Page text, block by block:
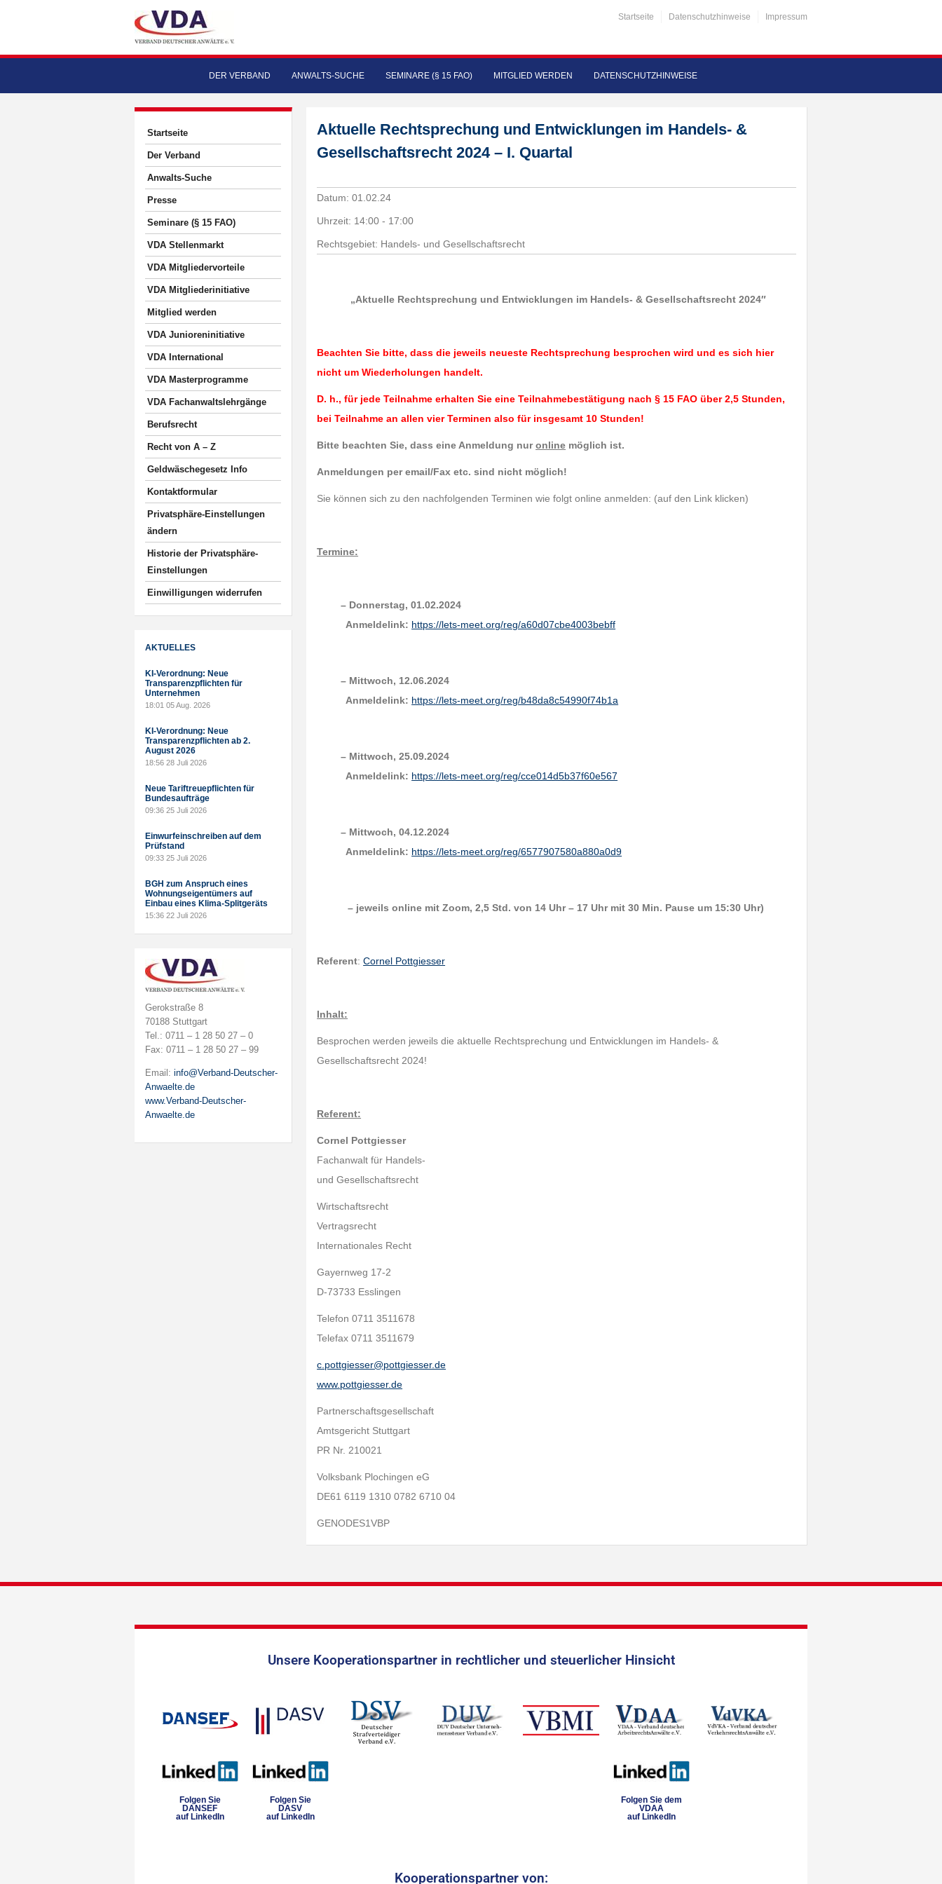
Startseite Datenschutzhinweise Impressum
DER VERBAND ANWALTS-SUCHE SEMINARE (§ 15 FAO) MITGLIED WERDEN DATENSCHUTZHINWEISE
Startseite
Der Verband
Anwalts-Suche
Presse
Seminare (§ 15 FAO)
VDA Stellenmarkt
VDA Mitgliedervorteile
VDA Mitgliederinitiative
Mitglied werden
VDA Junioreninitiative
VDA International
VDA Masterprogramme
VDA Fachanwaltslehrgänge
Berufsrecht
Recht von A – Z
Geldwäschegesetz Info
Kontaktformular
Privatsphäre-Einstellungen
ändern
Historie der Privatsphäre-
Einstellungen
Einwilligungen widerrufen
AKTUELLES
KI-Verordnung: Neue
Transparenzpflichten für
Unternehmen
18:01 05 Aug. 2026
KI-Verordnung: Neue
Transparenzpflichten ab 2.
August 2026
18:56 28 Juli 2026
Neue Tariftreuepflichten für
Bundesaufträge
09:36 25 Juli 2026
Einwurfeinschreiben auf dem
Prüfstand
09:33 25 Juli 2026
BGH zum Anspruch eines
Wohnungseigentümers auf
Einbau eines Klima-Splitgeräts
15:36 22 Juli 2026
Gerokstraße 8
70188 Stuttgart
Tel.: 0711 – 1 28 50 27 – 0
Fax: 0711 – 1 28 50 27 – 99
Email: info@Verband-Deutscher-
Anwaelte.de
www.Verband-Deutscher-
Anwaelte.de
Aktuelle Rechtsprechung und Entwicklungen im Handels- &
Gesellschaftsrecht 2024 – I. Quartal
Datum:01.02.24
Uhrzeit: 14:00 - 17:00
Rechtsgebiet: Handels- und Gesellschaftsrecht
„Aktuelle Rechtsprechung und Entwicklungen im Handels- & Gesellschaftsrecht 2024″
Beachten Sie bitte, dass die jeweils neueste Rechtsprechung besprochen wird und es sich hier
nicht um Wiederholungen handelt.
D. h., für jede Teilnahme erhalten Sie eine Teilnahmebestätigung nach § 15 FAO über 2,5 Stunden,
bei Teilnahme an allen vier Terminen also für insgesamt 10 Stunden!
Bitte beachten Sie, dass eine Anmeldung nuronline möglich ist.
Anmeldungen per email/Fax etc. sind nicht möglich!
Sie können sich zu den nachfolgenden Terminen wie folgt online anmelden: (auf den Link klicken)
Termine:
– Donnerstag, 01.02.2024
Anmeldelink: https://lets-meet.org/reg/a60d07cbe4003bebff
– Mittwoch, 12.06.2024
Anmeldelink: https://lets-meet.org/reg/b48da8c54990f74b1a
– Mittwoch, 25.09.2024
Anmeldelink: https://lets-meet.org/reg/cce014d5b37f60e567
– Mittwoch, 04.12.2024
Anmeldelink: https://lets-meet.org/reg/6577907580a880a0d9
– jeweils online mit Zoom, 2,5 Std. von 14 Uhr – 17 Uhr mit 30 Min. Pause um 15:30 Uhr)
Referent:Cornel Pottgiesser
Inhalt:
Besprochen werden jeweils die aktuelle Rechtsprechung und Entwicklungen im Handels- &
Gesellschaftsrecht 2024!
Referent:
Cornel Pottgiesser
Fachanwalt für Handels-
und Gesellschaftsrecht
Wirtschaftsrecht
Vertragsrecht
Internationales Recht
Gayernweg 17-2
D-73733 Esslingen
Telefon 0711 3511678
Telefax 0711 3511679
c.pottgiesser@pottgiesser.de
www.pottgiesser.de
Partnerschaftsgesellschaft
Amtsgericht Stuttgart
PR Nr. 210021
Volksbank Plochingen eG
DE61 6119 1310 0782 6710 04
GENODES1VBP
Unsere Kooperationspartner in rechtlicher und steuerlicher Hinsicht
Folgen Sie
DANSEF
auf LinkedIn
Folgen Sie
DASV
auf LinkedIn
Folgen Sie dem
VDAA
auf LinkedIn
Kooperationspartner von: